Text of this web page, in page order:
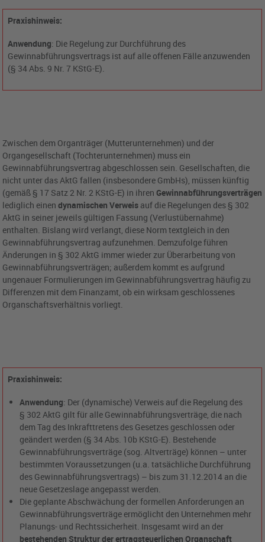
Praxishinweis:
Anwendung: Die Regelung zur Durchführung des
Gewinnabführungsvertrags ist auf alle offenen Fälle anzuwenden
(§ 34 Abs. 9 Nr. 7 KStG-E).
Zwischen dem Organträger (Mutterunternehmen) und der
Organgesellschaft (Tochterunternehmen) muss ein
Gewinnabführungsvertrag abgeschlossen sein. Gesellschaften, die
nicht unter das AktG fallen (insbesondere GmbHs), müssen künftig
(gemäß § 17 Satz 2 Nr. 2 KStG-E) in ihren Gewinnabführungsverträgen
lediglich einendynamischen Verweis auf die Regelungen des § 302
AktG in seiner jeweils gültigen Fassung (Verlustübernahme)
enthalten. Bislang wird verlangt, diese Norm textgleich in den
Gewinnabführungsvertrag aufzunehmen. Demzufolge führen
Änderungen in § 302 AktG immer wieder zur Überarbeitung von
Gewinnabführungsverträgen; außerdem kommt es aufgrund
ungenauer Formulierungen im Gewinnabführungsvertrag häufig zu
Differenzen mit dem Finanzamt, ob ein wirksam geschlossenes
Organschaftsverhältnis vorliegt.
Praxishinweis:
Anwendung: Der (dynamische) Verweis auf die Regelung des
§ 302 AktG gilt für alle Gewinnabführungsverträge, die nach
dem Tag des Inkrafttretens des Gesetzes geschlossen oder
geändert werden (§ 34 Abs. 10b KStG-E). Bestehende
Gewinnabführungsverträge (sog. Altverträge) können – unter
bestimmten Voraussetzungen (u.a. tatsächliche Durchführung
des Gewinnabführungsvertrags) – bis zum 31.12.2014 an die
neue Gesetzeslage angepasst werden.
Die geplante Abschwächung der formellen Anforderungen an
Gewinnabführungsverträge ermöglicht den Unternehmen mehr
Planungs- und Rechtssicherheit. Insgesamt wird an der
bestehenden Struktur der ertragsteuerlichen Organschaft